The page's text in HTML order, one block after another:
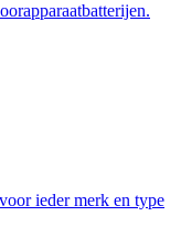
ieder merk en type